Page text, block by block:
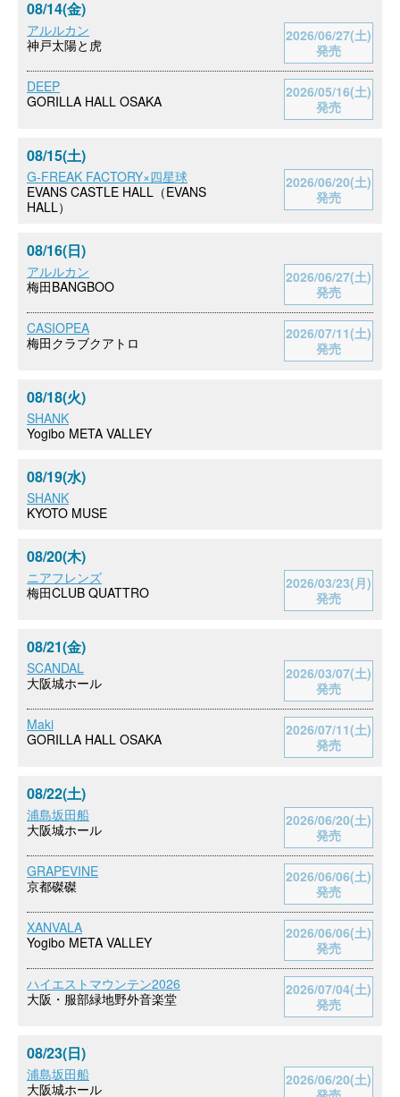
08/14(金)
アルルカン
神戸太陽と虎
2026/06/27(土)
発売
DEEP
GORILLA HALL OSAKA
2026/05/16(土)
発売
08/15(土)
G-FREAK FACTORY×四星球
EVANS CASTLE HALL（EVANS
HALL）
2026/06/20(土)
発売
08/16(日)
アルルカン
梅田BANGBOO
2026/06/27(土)
発売
CASIOPEA
梅田クラブクアトロ
2026/07/11(土)
発売
08/18(火)
SHANK
Yogibo META VALLEY
08/19(水)
SHANK
KYOTO MUSE
08/20(木)
ニアフレンズ
梅田CLUB QUATTRO
2026/03/23(月)
発売
08/21(金)
SCANDAL
大阪城ホール
2026/03/07(土)
発売
Maki
GORILLA HALL OSAKA
2026/07/11(土)
発売
08/22(土)
浦島坂田船
大阪城ホール
2026/06/20(土)
発売
GRAPEVINE
京都磔磔
2026/06/06(土)
発売
XANVALA
Yogibo META VALLEY
2026/06/06(土)
発売
ハイエストマウンテン2026
大阪・服部緑地野外音楽堂
2026/07/04(土)
発売
08/23(日)
浦島坂田船
大阪城ホール
2026/06/20(土)